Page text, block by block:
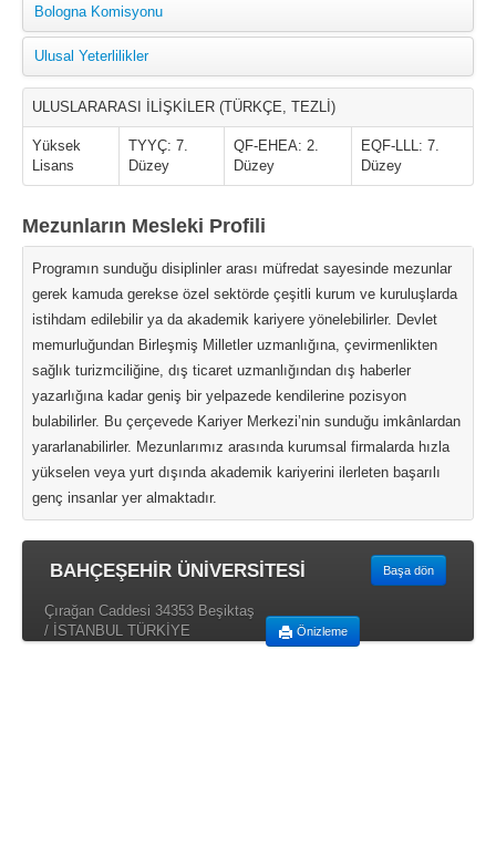
Bologna Komisyonu
Ulusal Yeterlilikler
ULUSLARARASI İLİŞKİLER (TÜRKÇE, TEZLİ)
Yüksek
Lisans
TYYÇ: 7.
Düzey
QF-EHEA: 2.
Düzey
EQF-LLL: 7.
Düzey
Mezunların Mesleki Profili
Programın sunduğu disiplinler arası müfredat sayesinde mezunlar
gerek kamuda gerekse özel sektörde çeşitli kurum ve kuruluşlarda
istihdam edilebilir ya da akademik kariyere yönelebilirler. Devlet
memurluğundan Birleşmiş Milletler uzmanlığına, çevirmenlikten
sağlık turizmciliğine, dış ticaret uzmanlığından dış haberler
yazarlığına kadar geniş bir yelpazede kendilerine pozisyon
bulabilirler. Bu çerçevede Kariyer Merkezi’nin sunduğu imkânlardan
yararlanabilirler. Mezunlarımız arasında kurumsal firmalarda hızla
yükselen veya yurt dışında akademik kariyerini ilerleten başarılı
genç insanlar yer almaktadır.
BAHÇEŞEHİR ÜNİVERSİTESİ Başa dön
Önizleme
Çırağan Caddesi 34353 Beşiktaş
/ İSTANBUL TÜRKİYE